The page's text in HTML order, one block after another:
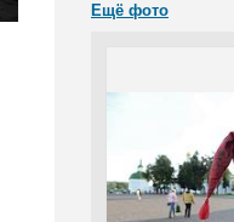
Ещё фото